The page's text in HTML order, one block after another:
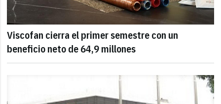
Viscofan cierra el primer semestre con un
beneficio neto de 64,9 millones